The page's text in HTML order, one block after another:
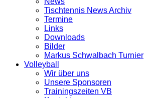
Tischtennis News Archiv
Termine
Links
Downloads
Bilder
Markus Schwalbach Turnier
Volleyball
Wir über uns
Unsere Sponsoren
Trainingszeiten VB